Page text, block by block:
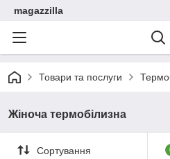
magazzilla
Товари та послуги
Жіноча термобілизна
Сортування